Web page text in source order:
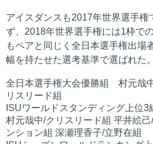
アイスダンスも2017年世界選手権
ず、2018年世界選手権には1枠で
もペアと同じく全日本選手権出場
幅を持たせた選考基準で選ばれた。
全日本選手権大会優勝組 村元哉
リスリード組
ISUワールドスタンディング上位3
村元哉中/クリスリード組 平井絵
ンション組 深瀬理香子/立野在組